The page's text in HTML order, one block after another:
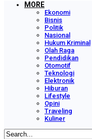
MORE
Ekonomi
Bisnis
Politik
Nasional
Hukum Kriminal
Olah Raga
Pendidikan
Otomotif
Teknologi
Elektronik
Hiburan
Lifestyle
Opini
Traveling
Kuliner